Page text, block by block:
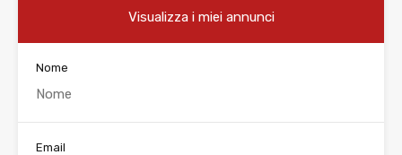
Visualizza i miei annunci
Nome
Email